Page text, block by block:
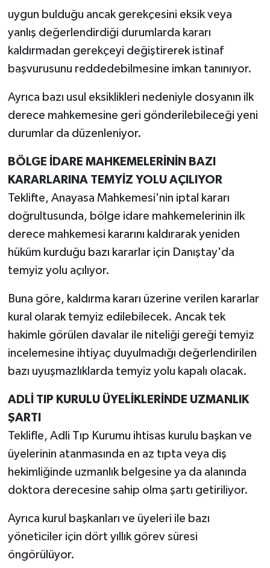
uygun bulduğu ancak gerekçesini eksik veya
yanlış değerlendirdiği durumlarda kararı
kaldırmadan gerekçeyi değiştirerek istinaf
başvurusunu reddedebilmesine imkan tanınıyor.
Ayrıca bazı usul eksiklikleri nedeniyle dosyanın ilk
derece mahkemesine geri gönderilebileceği yeni
durumlar da düzenleniyor.
BÖLGE İDARE MAHKEMELERİNİN BAZI
KARARLARINA TEMYİZ YOLU AÇILIYOR
Teklifte, Anayasa Mahkemesi'nin iptal kararı
doğrultusunda, bölge idare mahkemelerinin ilk
derece mahkemesi kararını kaldırarak yeniden
hüküm kurduğu bazı kararlar için Danıştay'da
temyiz yolu açılıyor.
Buna göre, kaldırma kararı üzerine verilen kararlar
kural olarak temyiz edilebilecek. Ancak tek
hakimle görülen davalar ile niteliği gereği temyiz
incelemesine ihtiyaç duyulmadığı değerlendirilen
bazı uyuşmazlıklarda temyiz yolu kapalı olacak.
ADLİ TIP KURULU ÜYELİKLERİNDE UZMANLIK
ŞARTI
Teklifle, Adli Tıp Kurumu ihtisas kurulu başkan ve
üyelerinin atanmasında en az tıpta veya diş
hekimliğinde uzmanlık belgesine ya da alanında
doktora derecesine sahip olma şartı getiriliyor.
Ayrıca kurul başkanları ve üyeleri ile bazı
yöneticiler için dört yıllık görev süresi
öngörülüyor.